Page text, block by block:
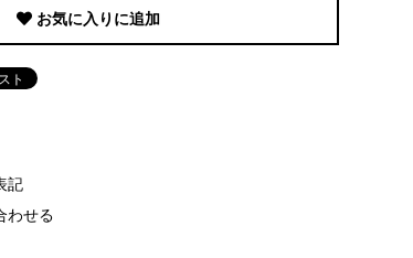
お気に入りに追加
記
わせる